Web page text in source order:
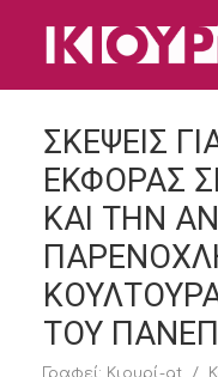
ΣΚΕΨΕΙΣ
ΕΚΦΟΡΑΣ
ΚΑΙ ΤΗΝ
ΤΟΥ
Γραφεί: Κιουρί-at